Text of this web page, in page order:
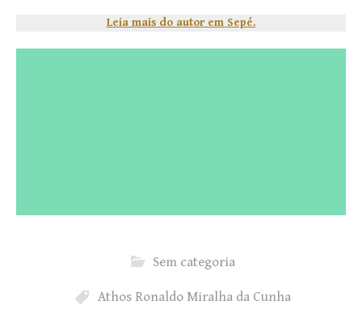
Leia mais do autor em Sepé.
Sem categoria
Athos Ronaldo Miralha da Cunha